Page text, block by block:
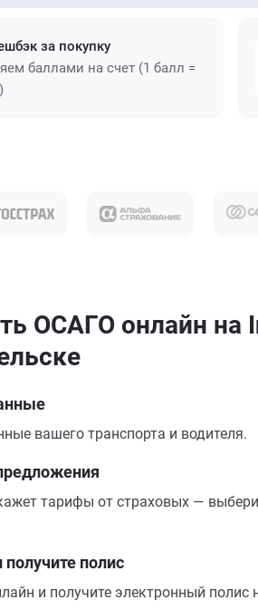
за покупку
баллами на счет (1 балл =
ОСАГО онлайн на
вашего транспорта и водителя.
тарифы от страховых —
получите полис
и получите электронный полис